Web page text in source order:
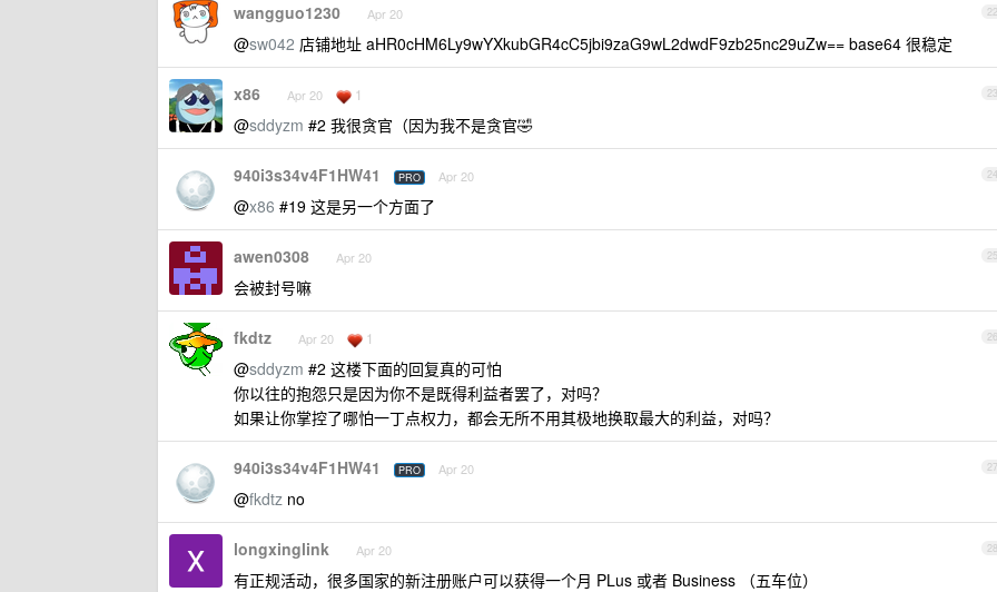
22
wangguo1230 Apr 20
@sw042 店铺地址 aHR0cHM6Ly9wYXkubGR4cC5jbi9zaG9wL2dwdF9zb25nc29uZw== base64 很稳定
23
x86 Apr 20 1
@sddyzm #2 我很贪官（因为我不是贪官🤣
24
940i3s34v4F1HW41 PRO Apr 20
@x86 #19 这是另一个方面了
25
awen0308 Apr 20
会被封号嘛
26
fkdtz Apr 20 1
@sddyzm #2 这楼下面的回复真的可怕
你以往的抱怨只是因为你不是既得利益者罢了，对吗？
如果让你掌控了哪怕一丁点权力，都会无所不用其极地换取最大的利益，对吗？
27
940i3s34v4F1HW41 PRO Apr 20
@fkdtz no
28
longxinglink Apr 20
有正规活动，很多国家的新注册账户可以获得一个月 PLus 或者 Business （五车位）